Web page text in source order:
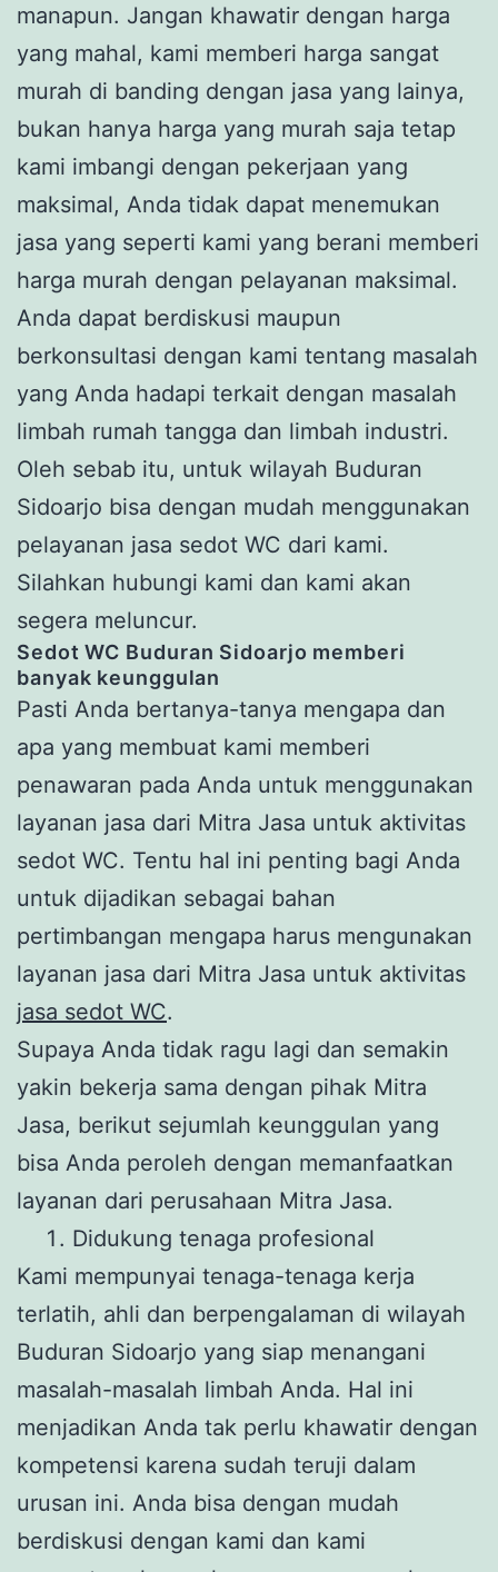
manapun. Jangan khawatir dengan harga
yang mahal, kami memberi harga sangat
murah di banding dengan jasa yang lainya,
bukan hanya harga yang murah saja tetap
kami imbangi dengan pekerjaan yang
maksimal, Anda tidak dapat menemukan
jasa yang seperti kami yang berani memberi
harga murah dengan pelayanan maksimal.
Anda dapat berdiskusi maupun
berkonsultasi dengan kami tentang masalah
yang Anda hadapi terkait dengan masalah
limbah rumah tangga dan limbah industri.
Oleh sebab itu, untuk wilayah Buduran
Sidoarjo bisa dengan mudah menggunakan
pelayanan jasa sedot WC dari kami.
Silahkan hubungi kami dan kami akan
segera meluncur.
Sedot WC Buduran Sidoarjo memberi
banyak keunggulan
Pasti Anda bertanya-tanya mengapa dan
apa yang membuat kami memberi
penawaran pada Anda untuk menggunakan
layanan jasa dari Mitra Jasa untuk aktivitas
sedot WC. Tentu hal ini penting bagi Anda
untuk dijadikan sebagai bahan
pertimbangan mengapa harus mengunakan
layanan jasa dari Mitra Jasa untuk aktivitas
jasa sedot WC.
Supaya Anda tidak ragu lagi dan semakin
yakin bekerja sama dengan pihak Mitra
Jasa, berikut sejumlah keunggulan yang
bisa Anda peroleh dengan memanfaatkan
layanan dari perusahaan Mitra Jasa.
Didukung tenaga profesional
Kami mempunyai tenaga-tenaga kerja
terlatih, ahli dan berpengalaman di wilayah
Buduran Sidoarjo yang siap menangani
masalah-masalah limbah Anda. Hal ini
menjadikan Anda tak perlu khawatir dengan
kompetensi karena sudah teruji dalam
urusan ini. Anda bisa dengan mudah
berdiskusi dengan kami dan kami